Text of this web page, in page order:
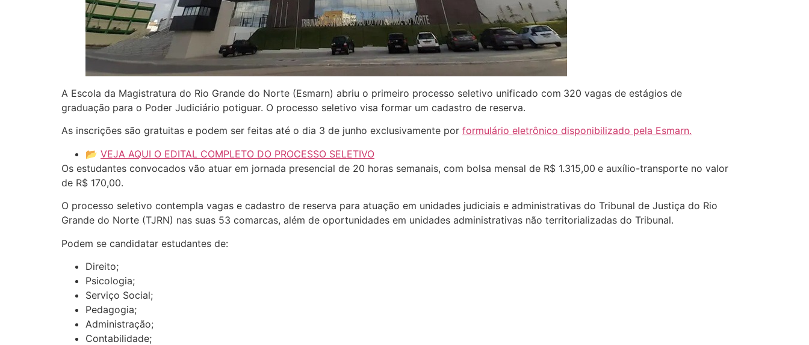
A Escola da Magistratura do Rio Grande do Norte (Esmarn) abriu o primeiro processo seletivo unificado com 320 vagas de estágios de
graduação para o Poder Judiciário potiguar. O processo seletivo visa formar um cadastro de reserva.
As inscrições são gratuitas e podem ser feitas até o dia 3 de junho exclusivamente por formulário eletrônico disponibilizado pela Esmarn.
📂 VEJA AQUI O EDITAL COMPLETO DO PROCESSO SELETIVO
Os estudantes convocados vão atuar em jornada presencial de 20 horas semanais, com bolsa mensal de R$ 1.315,00 e auxílio-transporte no valor
de R$ 170,00.
O processo seletivo contempla vagas e cadastro de reserva para atuação em unidades judiciais e administrativas do Tribunal de Justiça do Rio
Grande do Norte (TJRN) nas suas 53 comarcas, além de oportunidades em unidades administrativas não territorializadas do Tribunal.
Podem se candidatar estudantes de:
Direito;
Psicologia;
Serviço Social;
Pedagogia;
Administração;
Contabilidade;